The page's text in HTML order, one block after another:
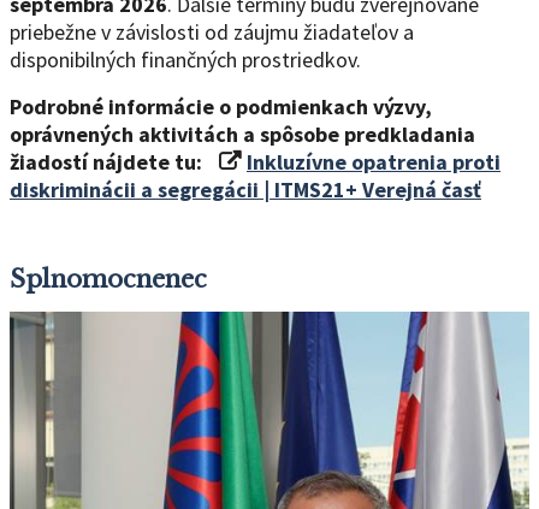
priebežne v závislosti od záujmu žiadateľov a
disponibilných finančných prostriedkov.
Podrobné informácie o podmienkach výzvy,
oprávnených aktivitách a spôsobe predkladania
žiadostí nájdete tu:
Inkluzívne opatrenia proti
diskriminácii a segregácii | ITMS21+ Verejná časť
Splnomocnenec